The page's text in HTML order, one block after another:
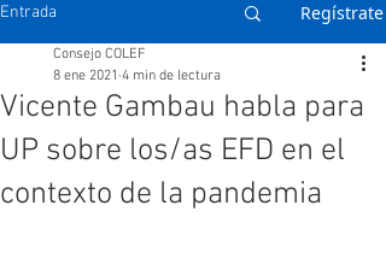
Entrada Regístrate
Vicente Gambau habla para
UP sobre los/as EFD en el
contexto de la pandemia
Consejo COLEF
8 ene 2021 4 min de lectura